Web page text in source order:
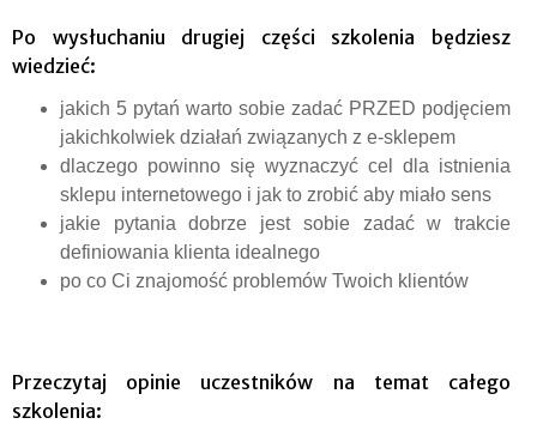
Po wysłuchaniu drugiej części szkolenia będziesz
wiedzieć:
jakich 5 pytań warto sobie zadać PRZED podjęciem
jakichkolwiek działań związanych z e-sklepem
dlaczego powinno się wyznaczyć cel dla istnienia
sklepu internetowego i jak to zrobić aby miało sens
jakie pytania dobrze jest sobie zadać w trakcie
definiowania klienta idealnego
po co Ci znajomość problemów Twoich klientów
Przeczytaj opinie uczestników na temat całego
szkolenia: